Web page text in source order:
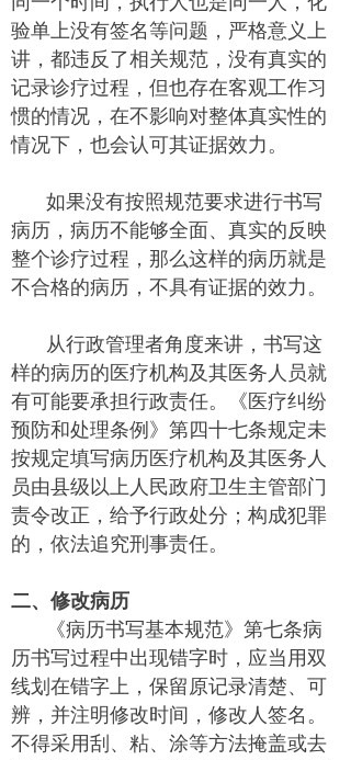
验单上没有签名等问题，严格意义上
讲，都违反了相关规范，没有真实的
记录诊疗过程，但也存在客观工作习
惯的情况，在不影响对整体真实性的
情况下，也会认可其证据效力。
如果没有按照规范要求进行书写
病历，病历不能够全面、真实的反映
整个诊疗过程，那么这样的病历就是
不合格的病历，不具有证据的效力。
从行政管理者角度来讲，书写这
样的病历的医疗机构及其医务人员就
有可能要承担行政责任。《医疗纠纷
预防和处理条例》第四十七条规定未
按规定填写病历医疗机构及其医务人
员由县级以上人民政府卫生主管部门
责令改正，给予行政处分；构成犯罪
的，依法追究刑事责任。
二、修改病历
《病历书写基本规范》第七条病
历书写过程中出现错字时，应当用双
线划在错字上，保留原记录清楚、可
辨，并注明修改时间，修改人签名。
不得采用刮、粘、涂等方法掩盖或去